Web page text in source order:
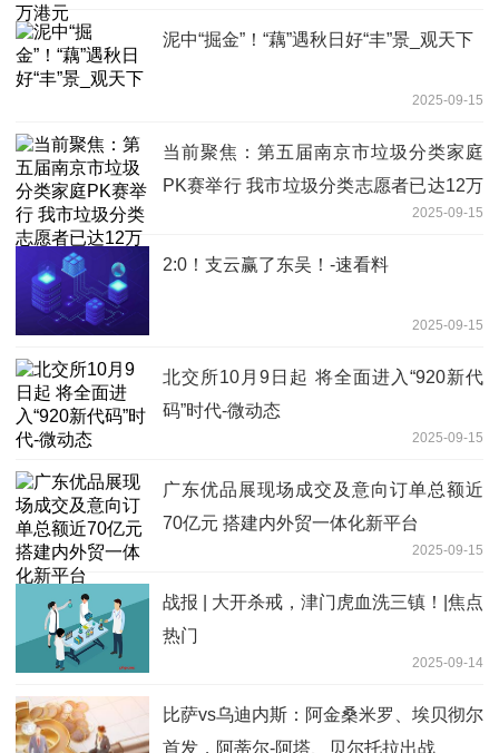
泥中“掘金”！“藕”遇秋日好“丰”景_观天下
2025-09-15
当前聚焦：第五届南京市垃圾分类家庭
PK赛举行 我市垃圾分类志愿者已达12万
2025-09-15
2:0！支云赢了东吴！-速看料
2025-09-15
北交所10月9日起 将全面进入“920新代
码”时代-微动态
2025-09-15
广东优品展现场成交及意向订单总额近
70亿元 搭建内外贸一体化新平台
2025-09-15
战报 | 大开杀戒，津门虎血洗三镇！|焦点
热门
2025-09-14
比萨vs乌迪内斯：阿金桑米罗、埃贝彻尔
首发，阿蒂尔-阿塔、贝尔托拉出战